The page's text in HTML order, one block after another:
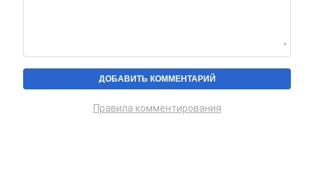
Правила комментирования